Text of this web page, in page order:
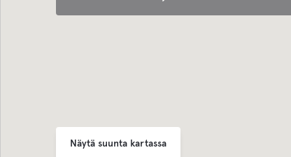
Näytä suunta kartassa